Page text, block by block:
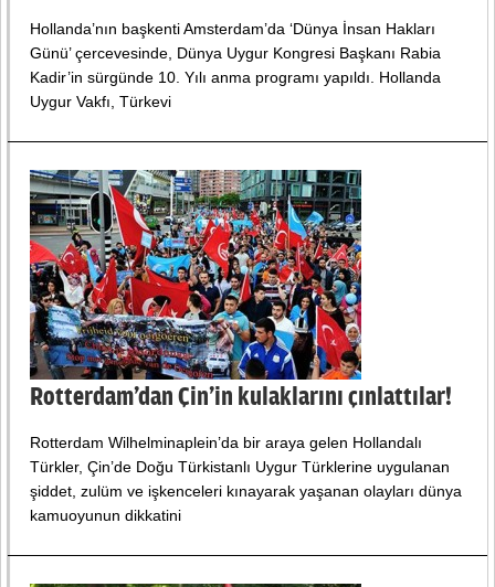
Hollanda’nın başkenti Amsterdam’da ‘Dünya İnsan Hakları
Günü’ çercevesinde, Dünya Uygur Kongresi Başkanı Rabia
Kadir’in sürgünde 10. Yılı anma programı yapıldı. Hollanda
Uygur Vakfı, Türkevi
Rotterdam’dan Çin’in kulaklarını çınlattılar!
Rotterdam Wilhelminaplein’da bir araya gelen Hollandalı
Türkler, Çin’de Doğu Türkistanlı Uygur Türklerine uygulanan
şiddet, zulüm ve işkenceleri kınayarak yaşanan olayları dünya
kamuoyunun dikkatini